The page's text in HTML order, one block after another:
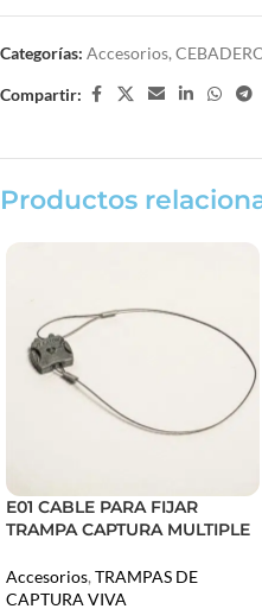
Categorías: Accesorios,
Compartir:
Productos
E01 CABLE PARA FIJAR
TRAMPA CAPTURA MULTIPLE
Accesorios, TRAMPAS DE
CAPTURA VIVA